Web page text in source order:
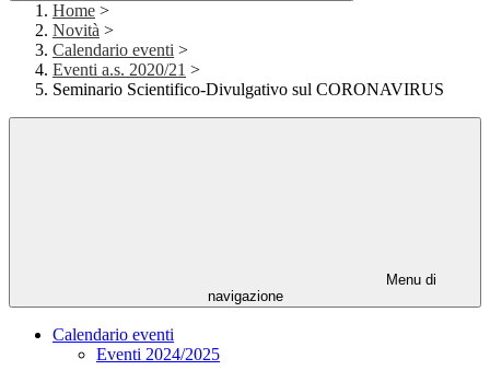
Home >
Novità >
Calendario eventi >
Eventi a.s. 2020/21 >
Seminario Scientifico-Divulgativo sul CORONAVIRUS
Menu di
navigazione
Calendario eventi
Eventi 2024/2025